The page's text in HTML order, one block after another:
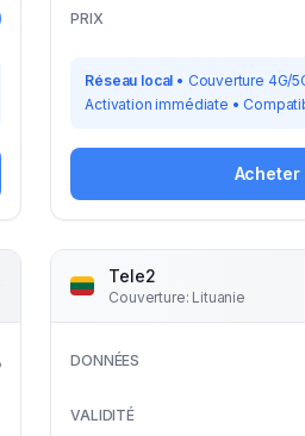
PRIX
Réseau local • Couverture 4G/
Activation immédiate •
Acheter
Tele2
Couverture: Lituanie
DONNÉES
VALIDITÉ